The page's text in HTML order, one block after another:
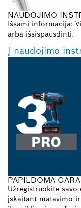
NAUDOJIMO
Išsami informacija:
arba išsispausdinti.
Į naudojimo
PAPILDOMA
Užregistruokite
įskaitant matavimo